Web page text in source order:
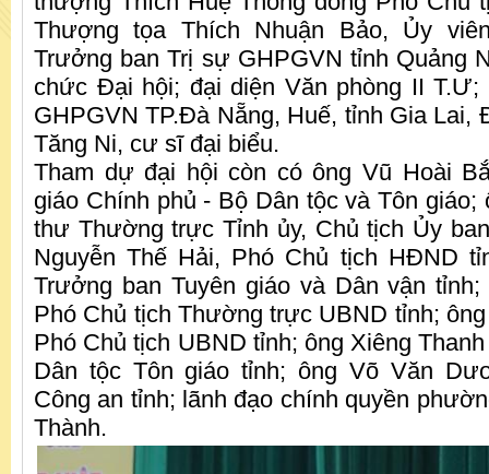
Thượng tọa Thích Nhuận Bảo, Ủy
Trưởng ban Trị sự GHPGVN tỉnh Quảng
chức Đại hội; đại diện Văn phòng II
GHPGVN TP.Đà Nẵng, Huế, tỉnh Gia Lai,
Tăng Ni, cư sĩ đại biểu.
Tham dự đại hội còn có ông Vũ Hoài
giáo Chính phủ - Bộ Dân tộc và Tôn giáo;
thư Thường trực Tỉnh ủy, Chủ tịch Ủy
Nguyễn Thế Hải, Phó Chủ tịch HĐND
Trưởng ban Tuyên giáo và Dân vận
Phó Chủ tịch Thường trực UBND tỉnh;
Phó Chủ tịch UBND tỉnh; ông Xiêng
Dân tộc Tôn giáo tỉnh; ông Võ Văn
Công an tỉnh; lãnh đạo chính quyền
Thành.